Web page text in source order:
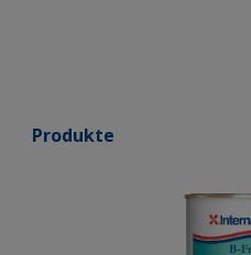
Produkte